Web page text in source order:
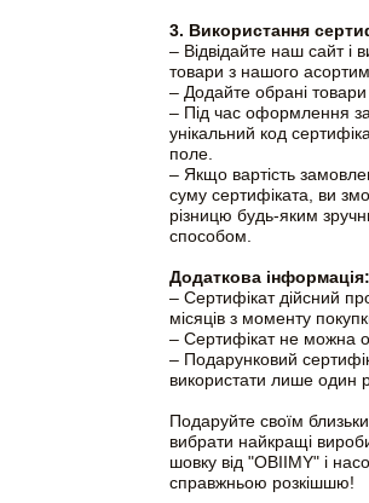
3. Використання
– Відвідайте наш сайт і
товари з нашого
– Додайте обрані
– Під час оформлення
унікальний код
поле.
– Якщо вартість
суму сертифіката, ви
різницю будь-яким
способом.
Додаткова інформація:
– Сертифікат дійсний
місяців з моменту
– Сертифікат не можна
– Подарунковий
використати лише один
Подаруйте своїм
вибрати найкращі
шовку від "OBIIMY" і
справжньою розкішшю!